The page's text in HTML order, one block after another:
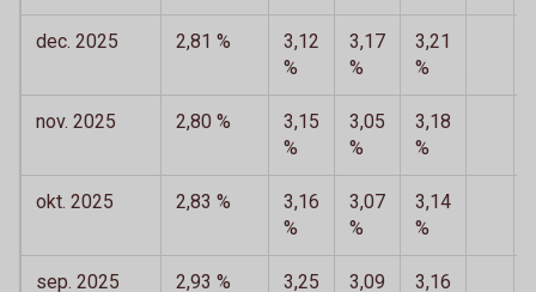
dec. 2025 2,81 %
3,12
%
3,17
%
3,21
%
nov. 2025 2,80 %
3,15
%
3,05
%
3,18
%
okt. 2025 2,83 %
3,16
%
3,07
%
3,14
%
sep. 2025 2,93 %
3,25
3,09
3,16